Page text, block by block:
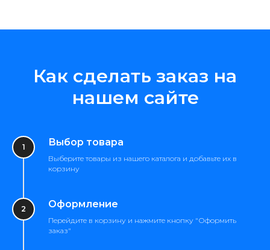
Как сделать заказ на
нашем сайте
Выбор товара
Выберите товары из нашего каталога и добавьте их в
корзину
Оформление
Перейдите в корзину и нажмите кнопку "Оформить
заказ"